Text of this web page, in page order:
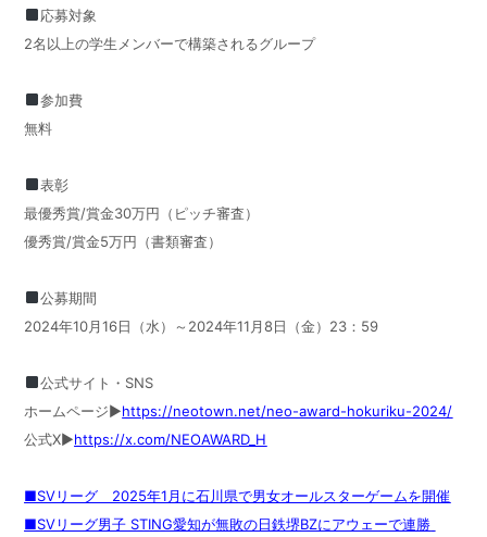
応募対象
2名以上の学生メンバーで構築されるグループ
参加費
無料
表彰
最優秀賞/賞金30万円（ピッチ審査）
優秀賞/賞金5万円（書類審査）
公募期間
2024年10月16日（水）～2024年11月8日（金）23：59
公式サイト・SNS
ホームページ▶︎https://neotown.net/neo-award-hokuriku-2024/
公式X▶︎https://x.com/NEOAWARD_H
■SVリーグ 2025年1月に石川県で男女オールスターゲームを開催
■SVリーグ男子 STING愛知が無敗の日鉄堺BZにアウェーで連勝